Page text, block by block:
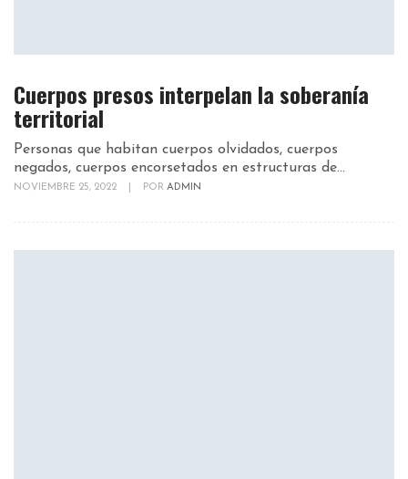
Cuerpos presos interpelan la soberanía
territorial
Personas que habitan cuerpos olvidados, cuerpos
negados, cuerpos encorsetados en estructuras de...
NOVIEMBRE 25, 2022 POR ADMIN